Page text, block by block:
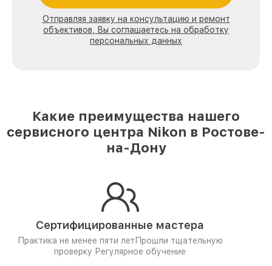
Отправляя заявку на консультацию и ремонт
объективов, Вы соглашаетесь на обработку
персональных данных
Какие преимущества нашего
сервисного центра Nikon в Ростове-
на-Дону
Сертифицированные мастера
Практика не менее пяти лет Прошли тщательную
проверку Регулярное обучение